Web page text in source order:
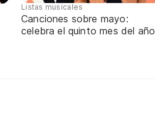
Listas musicales
Canciones sobre mayo:
celebra el quinto mes del año